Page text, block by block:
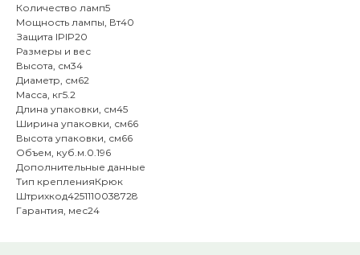
Количество ламп5
Мощность лампы, Вт40
Защита IPIP20
Размеры и вес
Высота, см34
Диаметр, см62
Масса, кг5.2
Длина упаковки, см45
Ширина упаковки, см66
Высота упаковки, см66
Объем, куб.м.0.196
Дополнительные данные
Тип крепленияКрюк
Штрихкод4251110038728
Гарантия, мес24